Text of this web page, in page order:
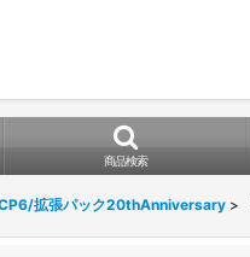
商品検索
拡張パック20thAnniversary >